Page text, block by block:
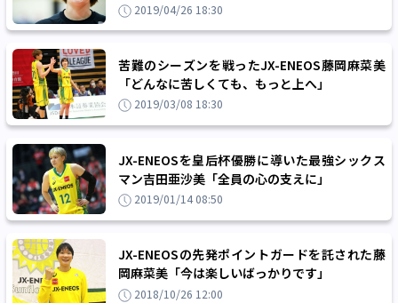
2019/04/26 18:30
苦難のシーズンを戦ったJX-ENEOS藤岡麻菜美
「どんなに苦しくても、もっと上へ」
2019/03/08 18:30
JX-ENEOSを皇后杯優勝に導いた最強シックス
マン吉田亜沙美「全員の心の支えに」
2019/01/14 08:50
JX-ENEOSの先発ポイントガードを託された藤
岡麻菜美「今は楽しいばっかりです」
2018/10/26 12:00